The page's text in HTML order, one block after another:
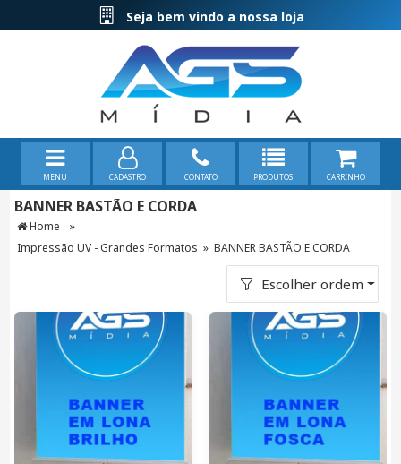
Seja bem vindo a nossa loja
MENU CADASTRO CONTATO PRODUTOS CARRINHO
BANNER BASTÃO E CORDA
Home »
Impressão UV - Grandes Formatos » BANNER BASTÃO E CORDA
Escolher ordem